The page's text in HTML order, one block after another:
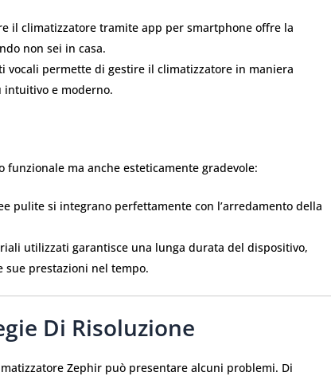
il climatizzatore tramite app per smartphone offre la
non sei in casa.
vocali permette di gestire il climatizzatore in maniera
intuitivo e moderno.
ma anche esteticamente gradevole:
pulite si integrano perfettamente con l’arredamento della
utilizzati garantisce una lunga durata del dispositivo,
sue prestazioni nel tempo.
Di Risoluzione
Zephir può presentare alcuni problemi. Di